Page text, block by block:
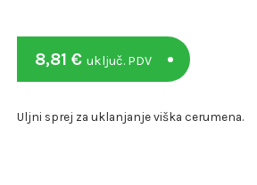
8,81 € uključ. PDV
Uljni sprej za uklanjanje viška cerumena.